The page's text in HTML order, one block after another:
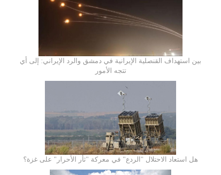
بين استهداف القنصلية الإيرانية في دمشق والرد الإيراني: إلى أي
تتجه الأمور
هل استعاد الاحتلال "الردع" في معركة "ثأر الأحرار" على غزة؟